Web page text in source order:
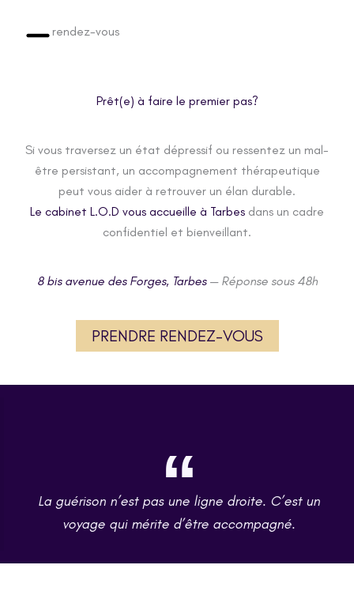
rendez-vous
Prêt(e) à faire le premier pas?
Si vous traversez un état dépressif ou ressentez un mal-
être persistant, un accompagnement thérapeutique
peut vous aider à retrouver un élan durable.
Le cabinet L.O.D vous accueille à Tarbes dans un cadre
confidentiel et bienveillant.
8 bis avenue des Forges, Tarbes— Réponse sous 48h
PRENDRE RENDEZ-VOUS
La guérison n’est pas une ligne droite. C’est un
voyage qui mérite d’être accompagné.